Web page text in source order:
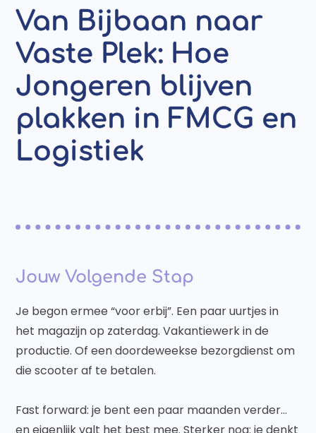
Van Bijbaan naar
Vaste Plek: Hoe
Jongeren blijven
plakken in FMCG en
Logistiek
Jouw Volgende Stap
Je begon ermee “voor erbij”. Een paar uurtjes in
het magazijn op zaterdag. Vakantiewerk in de
productie. Of een doordeweekse bezorgdienst om
die scooter af te betalen.
Fast forward: je bent een paar maanden verder…